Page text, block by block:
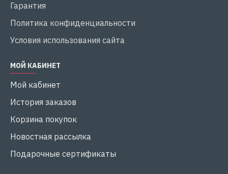
Гарантия
Политика конфиденциальности
Условия использования сайта
МОЙ КАБИНЕТ
Мой кабинет
История заказов
Корзина покупок
Новостная рассылка
Подарочные сертификаты